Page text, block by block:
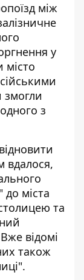
між
у
місто
змогли
з
вдалося,
до міста
та
відомі
також